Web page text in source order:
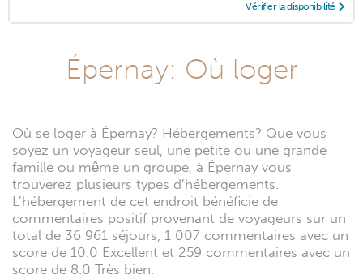
Vérifier la disponibilité
Épernay: Où loger
Où se loger à Épernay? Hébergements? Que vous
soyez un voyageur seul, une petite ou une grande
famille ou même un groupe, à Épernay vous
trouverez plusieurs types d’hébergements.
L’hébergement de cet endroit bénéficie de
commentaires positif provenant de voyageurs sur un
total de 36 961 séjours, 1 007 commentaires avec un
score de 10.0 Excellent et 259 commentaires avec un
score de 8.0 Très bien.